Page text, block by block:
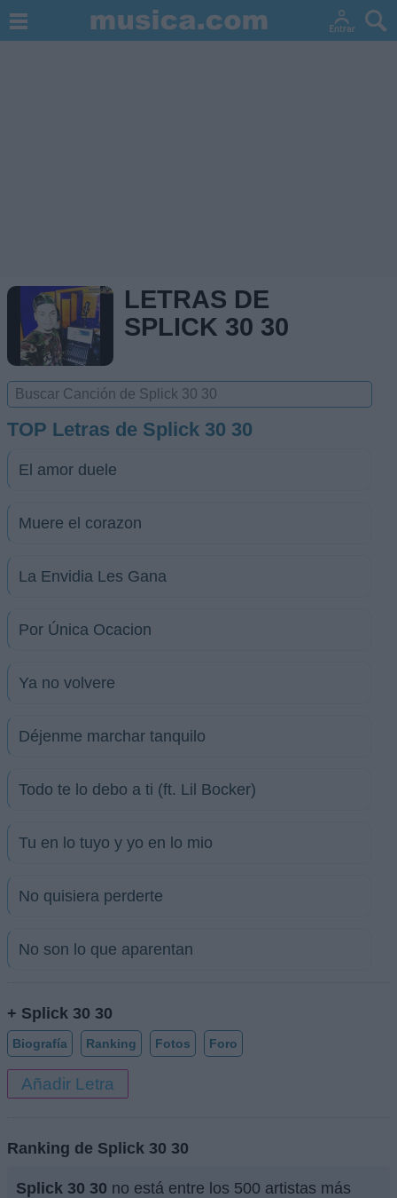
LETRAS DE
SPLICK 30 30
TOP Letras de Splick 30 30
El amor duele
Muere el corazon
La Envidia Les Gana
Por Única Ocacion
Ya no volvere
Déjenme marchar tanquilo
Todo te lo debo a ti (ft. Lil Bocker)
Tu en lo tuyo y yo en lo mio
No quisiera perderte
No son lo que aparentan
+ Splick 30 30
Biografía Ranking Fotos Foro
Añadir Letra
Ranking de Splick 30 30
Splick 30 30 no está entre los 500 artistas más